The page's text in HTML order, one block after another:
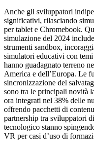
Anche gli sviluppatori
significativi, rilasciando
per tablet e Chromebook.
simulazione del 2024
strumenti sandbox,
simulatori educativi con
hanno guadagnato terreno
America e dell’Europa. Le
sincronizzazione del
sono tra le principali novità
ora integrati nel 38% delle
offrendo pacchetti di
partnership tra sviluppatori
tecnologico stanno
VR per casi d’uso di